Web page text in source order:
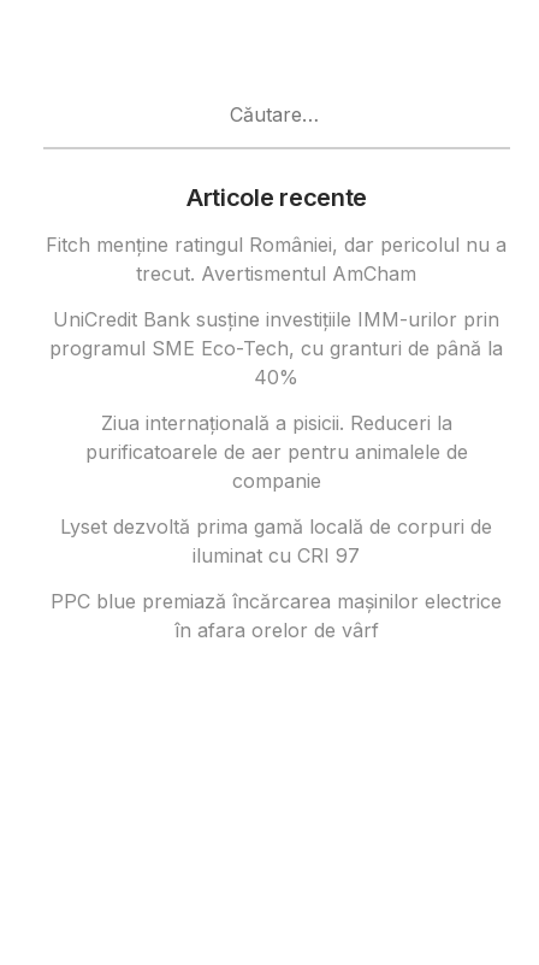
Articole recente
Fitch menține ratingul României, dar pericolul nu a
trecut. Avertismentul AmCham
UniCredit Bank susține investițiile IMM-urilor prin
programul SME Eco-Tech, cu granturi de până la
40%
Ziua internațională a pisicii. Reduceri la
purificatoarele de aer pentru animalele de
companie
Lyset dezvoltă prima gamă locală de corpuri de
iluminat cu CRI 97
PPC blue premiază încărcarea mașinilor electrice
în afara orelor de vârf